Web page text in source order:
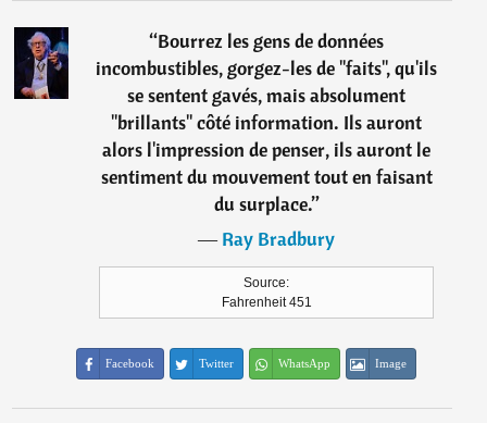
“Bourrez les gens de données
incombustibles, gorgez-les de "faits", qu'ils
se sentent gavés, mais absolument
"brillants" côté information. Ils auront
alors l'impression de penser, ils auront le
sentiment du mouvement tout en faisant
du surplace.”
―Ray Bradbury
Source:
Fahrenheit 451
Facebook Twitter WhatsApp Image